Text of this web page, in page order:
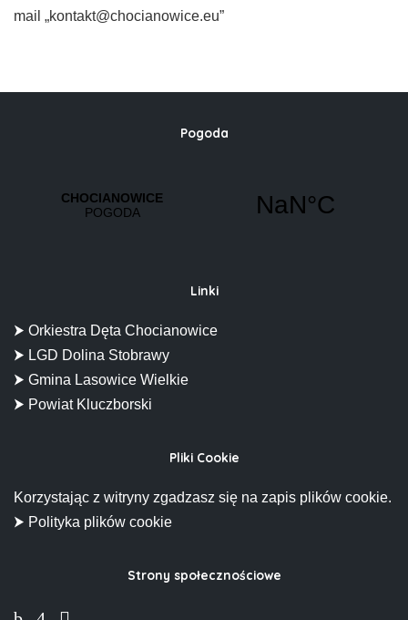
mail „kontakt@chocianowice.eu”
Pogoda
Linki
⮞ Orkiestra Dęta Chocianowice
⮞ LGD Dolina Stobrawy
⮞ Gmina Lasowice Wielkie
⮞ Powiat Kluczborski
Pliki Cookie
Korzystając z witryny zgadzasz się na zapis plików cookie.
⮞ Polityka plików cookie
Strony społecznościowe